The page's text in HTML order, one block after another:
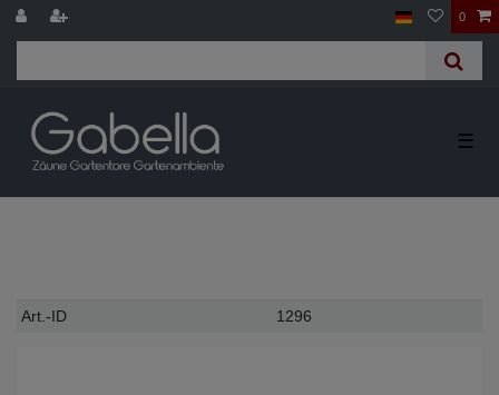
0
☰
Technisches
Wert
Art.-ID 1296